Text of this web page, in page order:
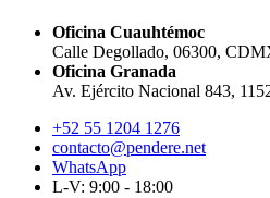
Oficina Cuauhtémoc
Calle Degollado, 06300,
Oficina Granada
Av. Ejército Nacional 843,
+52 55 1204 1276
contacto@pendere.net
WhatsApp
L-V: 9:00 - 18:00